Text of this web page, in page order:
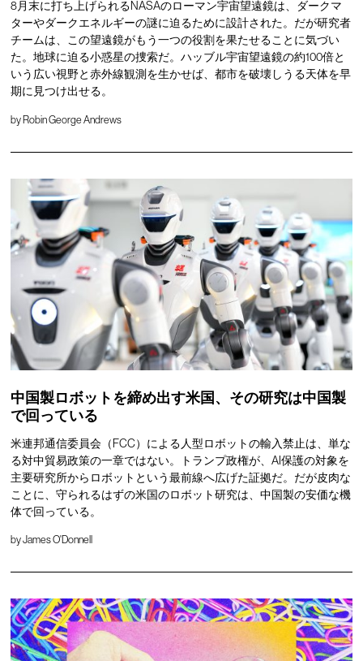
8月末に打ち上げられるNASAのローマン宇宙望遠鏡は、ダークマ
ターやダークエネルギーの謎に迫るために設計された。だが研究者
チームは、この望遠鏡がもう一つの役割を果たせることに気づい
た。地球に迫る小惑星の捜索だ。ハッブル宇宙望遠鏡の約100倍と
いう広い視野と赤外線観測を生かせば、都市を破壊しうる天体を早
期に見つけ出せる。
by Robin George Andrews
中国製ロボットを締め出す米国、その研究は中国製
で回っている
米連邦通信委員会（FCC）による人型ロボットの輸入禁止は、単な
る対中貿易政策の一章ではない。トランプ政権が、AI保護の対象を
主要研究所からロボットという最前線へ広げた証拠だ。だが皮肉な
ことに、守られるはずの米国のロボット研究は、中国製の安価な機
体で回っている。
byJames O'Donnell